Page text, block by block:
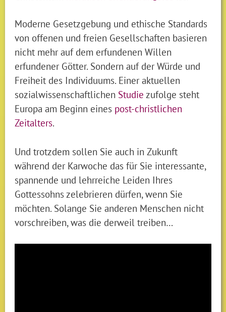
Moderne Gesetzgebung und ethische Standards
von offenen und freien Gesellschaften basieren
nicht mehr auf dem erfundenen Willen
erfundener Götter. Sondern auf der Würde und
Freiheit des Individuums. Einer aktuellen
sozialwissenschaftlichen Studie zufolge steht
Europa am Beginn eines post-christlichen
Zeitalters.
Und trotzdem sollen Sie auch in Zukunft
während der Karwoche das für Sie interessante,
spannende und lehrreiche Leiden Ihres
Gottessohns zelebrieren dürfen, wenn Sie
möchten. Solange Sie anderen Menschen nicht
vorschreiben, was die derweil treiben…